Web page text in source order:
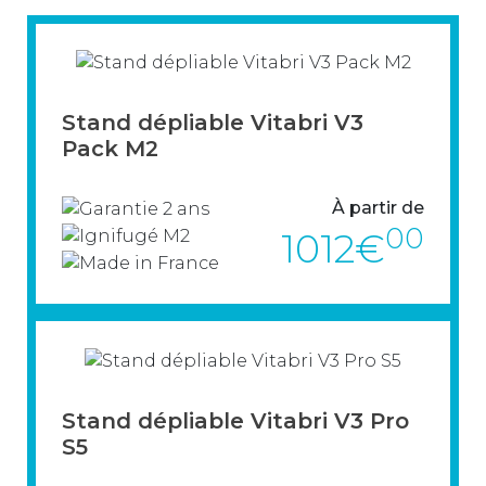
> VOIR LE PRODUIT
Stand dépliable Vitabri V3
Pack M2
À partir de
1012€00
Prêt à être installé, sans vis ni emboîtage,
Sa mise en place très rapide vous
permettra d’être opérationnel en
Stand dépliable Vitabri V3 Pro
S5